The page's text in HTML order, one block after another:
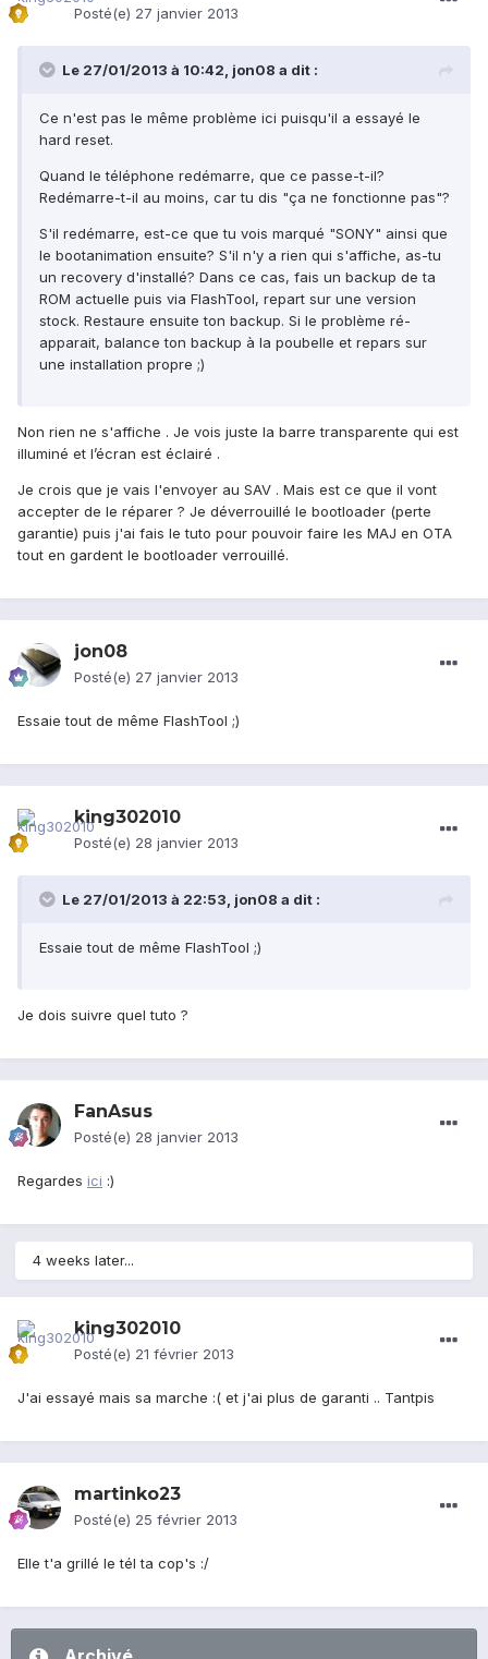
Posté(e) 27 janvier 2013
Le 27/01/2013 à 10:42, jon08 a dit :
Ce n'est pas le même problème ici puisqu'il a essayé le
hard reset.
Quand le téléphone redémarre, que ce passe-t-il?
Redémarre-t-il au moins, car tu dis "ça ne fonctionne pas"?
S'il redémarre, est-ce que tu vois marqué "SONY" ainsi que
le bootanimation ensuite? S'il n'y a rien qui s'affiche, as-tu
un recovery d'installé? Dans ce cas, fais un backup de ta
ROM actuelle puis via FlashTool, repart sur une version
stock. Restaure ensuite ton backup. Si le problème ré-
apparait, balance ton backup à la poubelle et repars sur
une installation propre ;)
Non rien ne s'affiche . Je vois juste la barre transparente qui est
illuminé et l’écran est éclairé .
Je crois que je vais l'envoyer au SAV . Mais est ce que il vont
accepter de le réparer ? Je déverrouillé le bootloader (perte
garantie) puis j'ai fais le tuto pour pouvoir faire les MAJ en OTA
tout en gardent le bootloader verrouillé.
jon08
Posté(e) 27 janvier 2013
Essaie tout de même FlashTool ;)
king302010
Posté(e) 28 janvier 2013
Le 27/01/2013 à 22:53, jon08 a dit :
Essaie tout de même FlashTool ;)
Je dois suivre quel tuto ?
FanAsus
Posté(e) 28 janvier 2013
Regardes ici :)
4 weeks later...
king302010
Posté(e) 21 février 2013
J'ai essayé mais sa marche :( et j'ai plus de garanti .. Tantpis
martinko23
Posté(e) 25 février 2013
Elle t'a grillé le tél ta cop's :/